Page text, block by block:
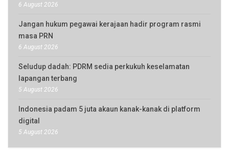
6 August 2026
Jangan hukum pegawai kerajaan hadir program rasmi
masa PRN
6 August 2026
Seludup dadah: PDRM sedia perkukuh keselamatan
lapangan terbang
5 August 2026
Indonesia padam 5 juta akaun kanak-kanak di platform
digital
5 August 2026